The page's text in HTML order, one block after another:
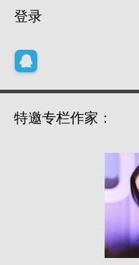
登录
特邀专栏作家：